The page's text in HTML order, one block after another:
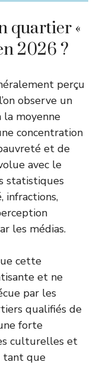
quartier «
2026 ?
perçu
observe un
la moyenne
concentration
et de
avec le
statistiques
infractions,
les médias.
cette
et ne
par les
qualifiés de
forte
culturelles et
tant que